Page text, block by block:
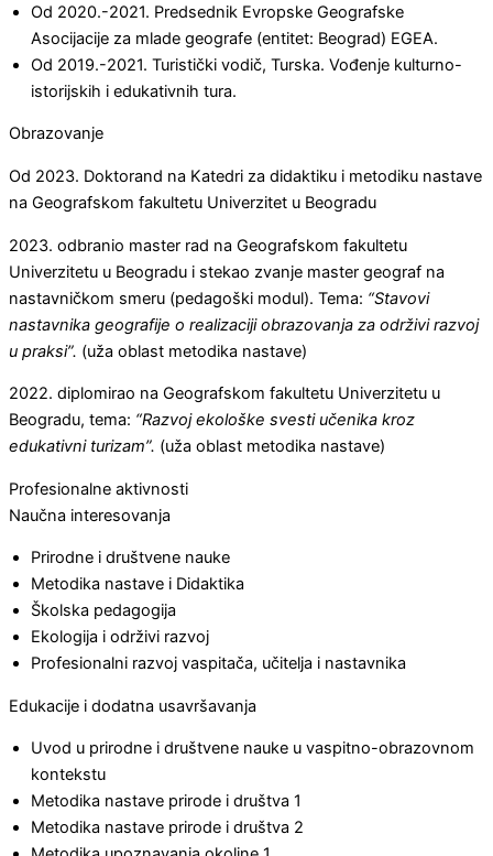
Od 2020.-2021. Predsednik Evropske Geografske
Asocijacije za mlade geografe (entitet: Beograd) EGEA.
Od 2019.-2021. Turistički vodič, Turska. Vođenje kulturno-
istorijskih i edukativnih tura.
Obrazovanje
Od 2023. Doktorand na Katedri za didaktiku i metodiku nastave
na Geografskom fakultetu Univerzitet u Beogradu
2023. odbranio master rad na Geografskom fakultetu
Univerzitetu u Beogradu i stekao zvanje master geograf na
nastavničkom smeru (pedagoški modul). Tema: “Stavovi
nastavnika geografije o realizaciji obrazovanja za održivi razvoj
u praksi”. (uža oblast metodika nastave)
2022. diplomirao na Geografskom fakultetu Univerzitetu u
Beogradu, tema: “Razvoj ekološke svesti učenika kroz
edukativni turizam”. (uža oblast metodika nastave)
Profesionalne aktivnosti
Naučna interesovanja
Prirodne i društvene nauke
Metodika nastave i Didaktika
Školska pedagogija
Ekologija i održivi razvoj
Profesionalni razvoj vaspitača, učitelja i nastavnika
Edukacije i dodatna usavršavanja
Uvod u prirodne i društvene nauke u vaspitno-obrazovnom
kontekstu
Metodika nastave prirode i društva 1
Metodika nastave prirode i društva 2